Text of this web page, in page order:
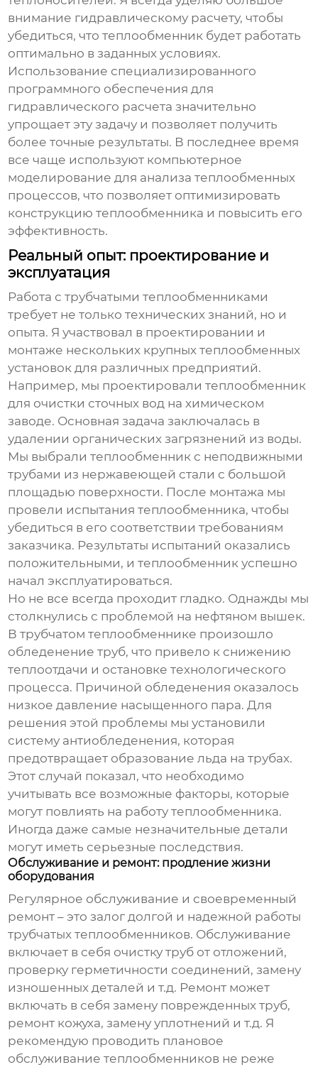
внимание гидравлическому расчету, чтобы
убедиться, что теплообменник будет работать
оптимально в заданных условиях.
Использование специализированного
программного обеспечения для
гидравлического расчета значительно
упрощает эту задачу и позволяет получить
более точные результаты. В последнее время
все чаще используют компьютерное
моделирование для анализа теплообменных
процессов, что позволяет оптимизировать
конструкцию теплообменника и повысить его
эффективность.
Реальный опыт: проектирование и
эксплуатация
Работа струбчатыми теплообменниками
требует не только технических знаний, но и
опыта. Я участвовал в проектировании и
монтаже нескольких крупных теплообменных
установок для различных предприятий.
Например, мы проектировали теплообменник
для очистки сточных вод на химическом
заводе. Основная задача заключалась в
удалении органических загрязнений из воды.
Мы выбрали теплообменник с неподвижными
трубами из нержавеющей стали с большой
площадью поверхности. После монтажа мы
провели испытания теплообменника, чтобы
убедиться в его соответствии требованиям
заказчика. Результаты испытаний оказались
положительными, и теплообменник успешно
начал эксплуатироваться.
Но не все всегда проходит гладко. Однажды мы
столкнулись с проблемой на нефтяном вышек.
Втрубчатом теплообменнике произошло
обледенение труб, что привело к снижению
теплоотдачи и остановке технологического
процесса. Причиной обледенения оказалось
низкое давление насыщенного пара. Для
решения этой проблемы мы установили
систему антиобледенения, которая
предотвращает образование льда на трубах.
Этот случай показал, что необходимо
учитывать все возможные факторы, которые
могут повлиять на работу теплообменника.
Иногда даже самые незначительные детали
могут иметь серьезные последствия.
Обслуживание и ремонт: продление жизни
оборудования
Регулярное обслуживание и своевременный
ремонт – это залог долгой и надежной работы
трубчатых теплообменников. Обслуживание
включает в себя очистку труб от отложений,
проверку герметичности соединений, замену
изношенных деталей и т.д. Ремонт может
включать в себя замену поврежденных труб,
ремонт кожуха, замену уплотнений и т.д. Я
рекомендую проводить плановое
обслуживание теплообменников не реже